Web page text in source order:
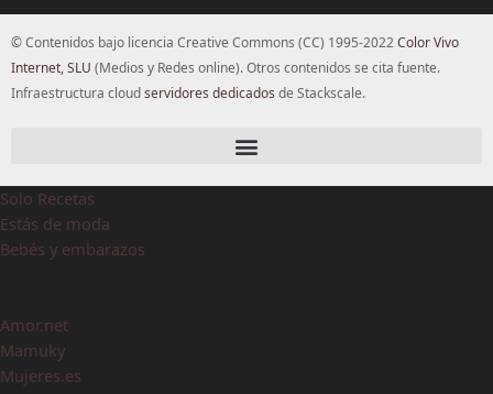
© Contenidos bajo licencia Creative Commons (CC) 1995-2022Color Vivo
Internet, SLU (Medios y Redes online). Otros contenidos se cita fuente.
Infraestructura cloudservidores dedicados de Stackscale.
Solo Recetas
Estás de moda
Bebés y embarazos
Amor.net
Mamuky
Mujeres.es